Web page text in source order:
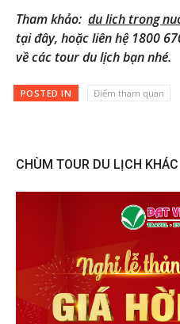
Tham khảo: du lich trong
tại đây, hoặc liên hệ 1800
về các tour du lịch bạn nhé.
POSTED IN Điểm tham quan
CHÙM TOUR DU LỊCH KHÁC